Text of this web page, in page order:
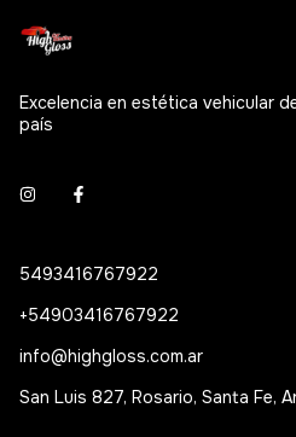
Excelencia en estética vehicular
país
5493416767922
+54903416767922
info@highgloss.com.ar
San Luis 827, Rosario, Santa Fe,